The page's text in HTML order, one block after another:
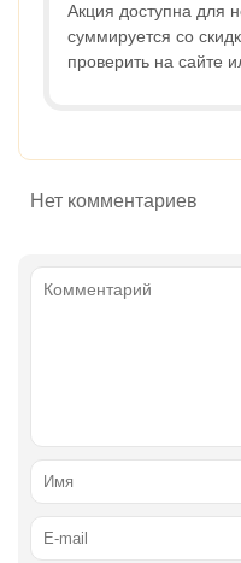
Акция доступна для
суммируется со
проверить на сайте
Нет комментариев